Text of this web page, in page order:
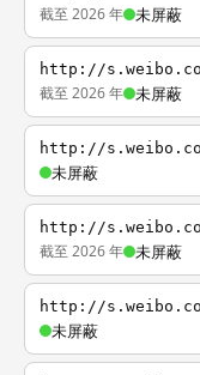
截至 2026 年 未屏蔽
http://
截至 2026 年 未屏蔽
http://
未屏蔽
http://
截至 2026 年 未屏蔽
http://
未屏蔽